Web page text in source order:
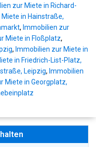
zur Miete in Richard-
in Hainstraße,
, Immobilien zur
Miete in Floßplatz,
, Immobilien zur Miete in
in Friedrich-List-Platz,
Leipzig, Immobilien
Miete in Georgplatz,